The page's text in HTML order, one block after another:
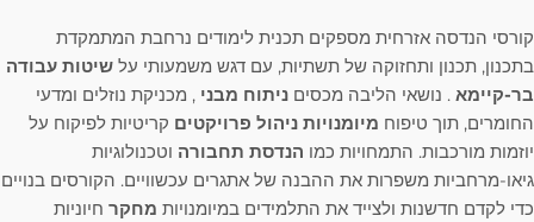
קורסי הנדסה אזרחית מספקים תכנית לימודים נרחבת המתמקדת
בתכנון, תכנון ותחזוקה של תשתיות, עם דגש משמעותי על שיטות עבודה
בר-קיימא . נושאי הליבה מכסים ניתוח מבני , מכניקת נוזלים ומדעי
החומרים, תוך טיפוח מיומנויות ניהול פרויקטים קריטיות לפיקוח על
יוזמות מורכבות. התמחויות כמו הנדסת תחבורה וטכנולוגיות
גיאו-מרחביות משפרות את ההבנה של אתגרים עכשוויים. הקורסים בנויים
כדי לקדם חדשנות ולצייד את התלמידים במיומנויות מחקר חיוניות